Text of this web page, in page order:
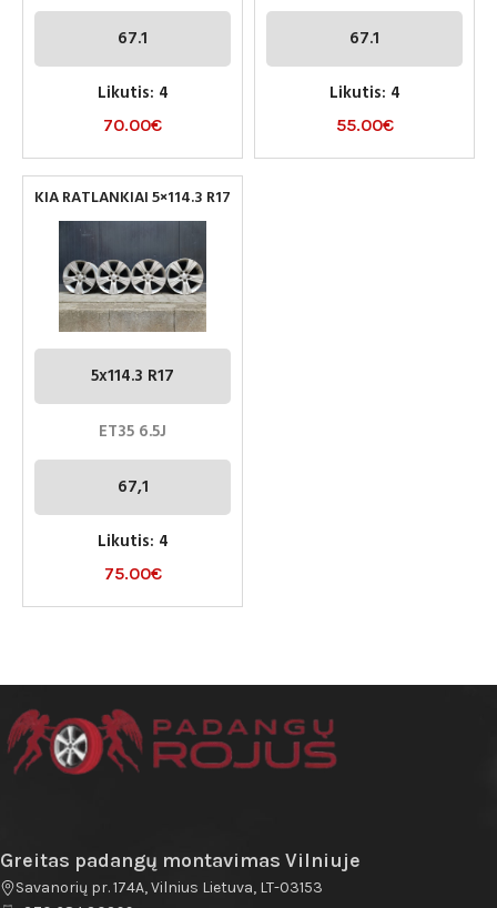
67.1
Likutis: 4
70.00€
67.1
Likutis: 4
55.00€
KIA RATLANKIAI 5×114.3 R17
5x114.3 R17
ET35 6.5J
67,1
Likutis: 4
75.00€
Greitas padangų montavimas Vilniuje
Savanorių pr. 174A, Vilnius Lietuva, LT-03153